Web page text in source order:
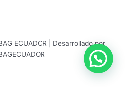
ECUADOR | Desarrollado por